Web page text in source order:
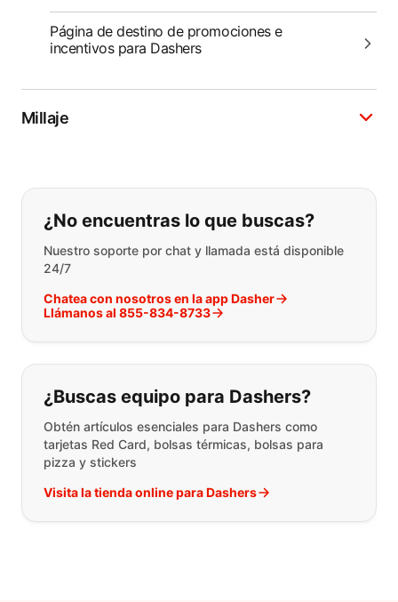
Página de destino de promociones e
incentivos para Dashers
Millaje
Si no puede encontrar lo que está
¿No encuentras lo que buscas?
Nuestro soporte por chat y llamada está disponible
24/7
Chatea con nosotros en la app Dasher
Llámanos al 855-834-8733
¿Buscas equipo para Dashers?
Obtén artículos esenciales para Dashers como
tarjetas Red Card, bolsas térmicas, bolsas para
pizza y stickers
Visita la tienda online para Dashers